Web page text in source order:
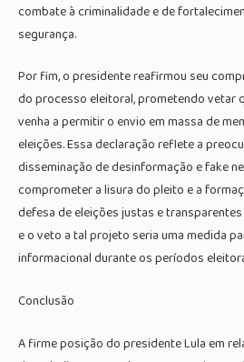
combate à criminalidade e de
segurança.
Por fim, o presidente reafirmou seu
do processo eleitoral, prometendo vetar
venha a permitir o envio em massa de
eleições. Essa declaração reflete a
disseminação de desinformação e fake
comprometer a lisura do pleito e a
defesa de eleições justas e
e o veto a tal projeto seria uma medida
informacional durante os períodos
Conclusão
A firme posição do presidente Lula em